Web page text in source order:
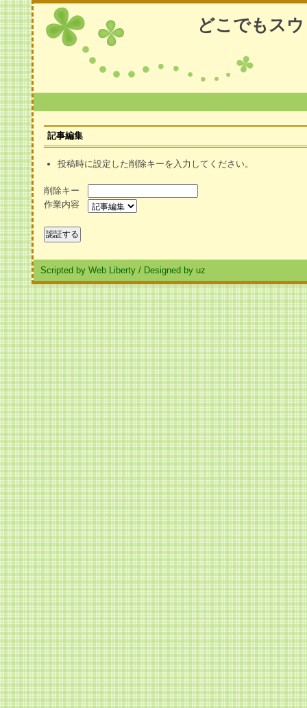
どこでもス
記事編集
投稿時に設定した削除キーを入力してください。
削除キー
作業内容
Scripted by Web Liberty / Designed by uz